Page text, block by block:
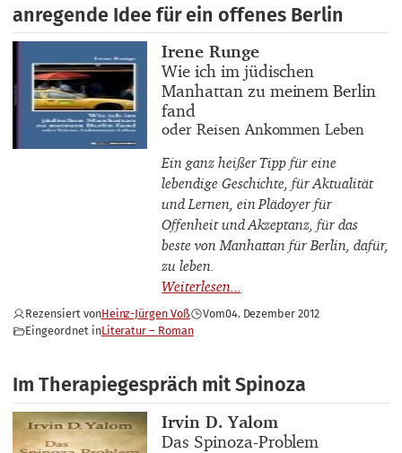
anregende Idee für ein offenes Berlin
Buchautor_innen
Irene Runge
Buchtitel
Wie ich im jüdischen
Manhattan zu meinem Berlin
fand
Buchuntertitel
oder Reisen Ankommen Leben
Ein ganz heißer Tipp für eine
lebendige Geschichte, für Aktualität
und Lernen, ein Plädoyer für
Offenheit und Akzeptanz, für das
beste von Manhattan für Berlin, dafür,
zu leben.
Rezensiert vonHeinz-Jürgen Voß Vom04. Dezember 2012
Eingeordnet inLiteratur – Roman
Im Therapiegespräch mit Spinoza
Buchautor_innen
Irvin D. Yalom
Buchtitel
Das Spinoza-Problem